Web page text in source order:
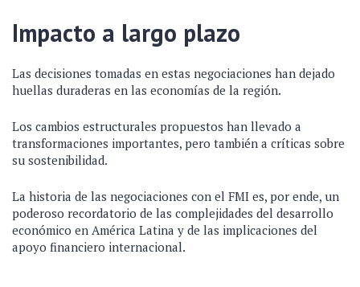
Impacto a largo plazo
Las decisiones tomadas en estas negociaciones han dejado
huellas duraderas en las economías de la región.
Los cambios estructurales propuestos han llevado a
transformaciones importantes, pero también a críticas sobre
su sostenibilidad.
La historia de las negociaciones con el FMI es, por ende, un
poderoso recordatorio de las complejidades del desarrollo
económico en América Latina y de las implicaciones del
apoyo financiero internacional.